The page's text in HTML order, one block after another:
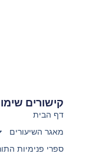
קישורים
דף הבית
מאגר השיעורים
ספרי פנימיות התורה